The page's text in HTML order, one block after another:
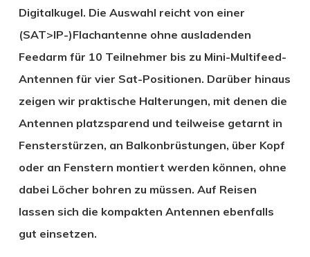
Digitalkugel. Die Auswahl reicht von einer
(SAT>IP-)Flachantenne ohne ausladenden
Feedarm für 10 Teilnehmer bis zu Mini-Multifeed-
Antennen für vier Sat-Positionen. Darüber hinaus
zeigen wir praktische Halterungen, mit denen die
Antennen platzsparend und teilweise getarnt in
Fensterstürzen, an Balkonbrüstungen, über Kopf
oder an Fenstern montiert werden können, ohne
dabei Löcher bohren zu müssen. Auf Reisen
lassen sich die kompakten Antennen ebenfalls
gut einsetzen.